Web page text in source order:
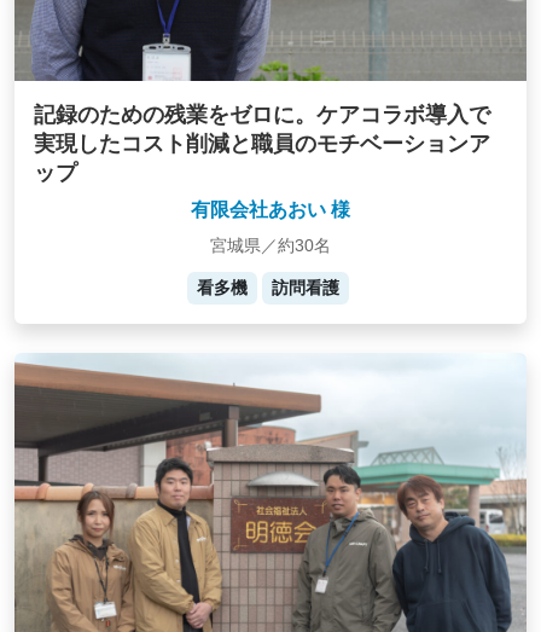
記録のための残業をゼロに。ケアコラボ導入で
実現したコスト削減と職員のモチベーションア
ップ
有限会社あおい 様
宮城県／約30名
看多機 訪問看護